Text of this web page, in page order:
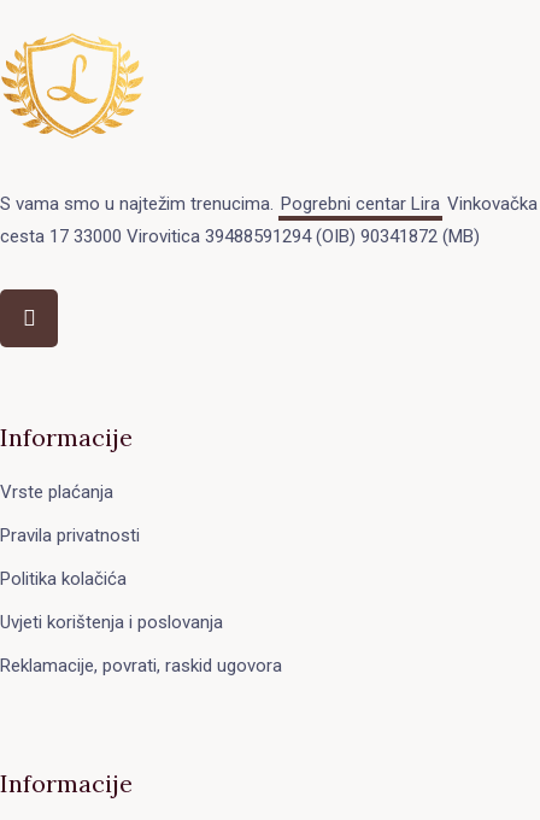
S vama smo u najtežim trenucima. Pogrebni centar Lira Vinkovačka
cesta 17 33000 Virovitica 39488591294 (OIB) 90341872 (MB)
Informacije
Vrste plaćanja
Pravila privatnosti
Politika kolačića
Uvjeti korištenja i poslovanja
Reklamacije, povrati, raskid ugovora
Informacije